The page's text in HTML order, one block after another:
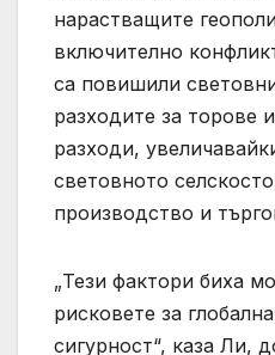
нарастващите
включително
са повишили
разходите за торове
разходи,
световното
производство и
„Тези фактори биха
рисковете за
сигурност“, каза Ли,